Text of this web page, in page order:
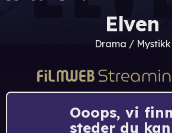
Elven
Drama / Mystikk
Ooops, vi
steder du